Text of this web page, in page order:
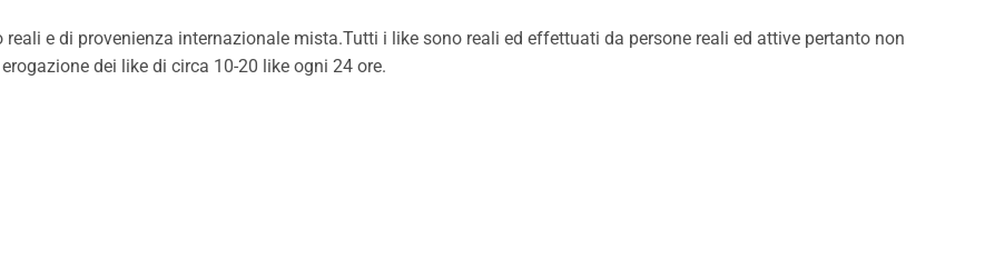
e di provenienza internazionale mista.Tutti i like sono reali ed effettuati da persone reali ed attive pertanto non
dei like di circa 10-20 like ogni 24 ore.